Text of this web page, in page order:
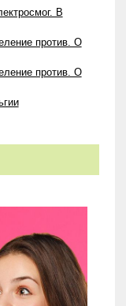
В
против. О
против. О